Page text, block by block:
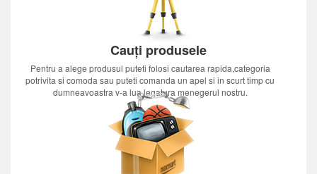
Cauți produsele
Pentru a alege produsul puteti folosi cautarea rapida,categoria
potrivita si comoda sau puteti comanda un apel si in scurt timp cu
dumneavoastra v-a lua legatura menegerul nostru.